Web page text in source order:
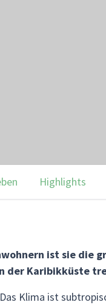
Highlights
ist sie die
der Karibikküste
Klima ist